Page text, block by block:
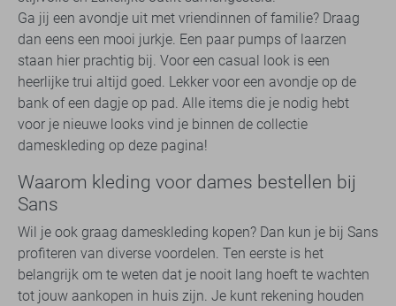
Ga jij een avondje uit met vriendinnen of familie? Draag
dan eens een mooi jurkje. Een paar pumps of laarzen
staan hier prachtig bij. Voor een casual look is een
heerlijke trui altijd goed. Lekker voor een avondje op de
bank of een dagje op pad. Alle items die je nodig hebt
voor je nieuwe looks vind je binnen de collectie
dameskleding op deze pagina!
Waarom kleding voor dames bestellen bij
Sans
Wil je ook graag dameskleding kopen? Dan kun je bij Sans
profiteren van diverse voordelen. Ten eerste is het
belangrijk om te weten dat je nooit lang hoeft te wachten
tot jouw aankopen in huis zijn. Je kunt rekening houden